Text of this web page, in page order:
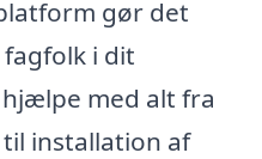
gør det
i dit
med alt fra
installation af